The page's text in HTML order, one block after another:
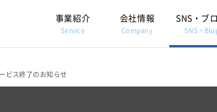
事業紹介
Service
会社情報
Company
SNS・ブ
SNS・
ビス終了のお知らせ